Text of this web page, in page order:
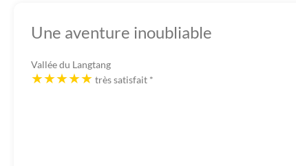
Une aventure inoubliable
Vallée du Langtang
très satisfait *